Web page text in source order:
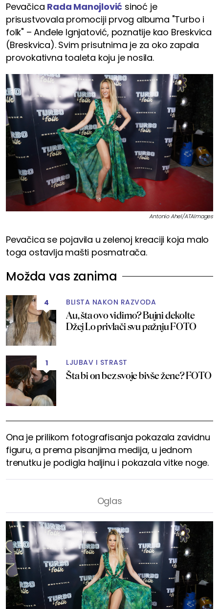
Pevačica Rada Manojlović sinoć je
prisustvovala promociji prvog albuma "Turbo i
folk" – Anđele Ignjatović, poznatije kao Breskvica
(Breskvica). Svim prisutnima je za oko zapala
provokativna toaleta koju je nosila.
Antonio Ahel/ATAImages
Pevačica se pojavila u zelenoj kreaciji koja malo
toga ostavlja mašti posmatrača.
Možda vas zanima
4 BLISTA NAKON RAZVODA
Au, šta ovo vidimo? Bujni dekolte
Džej Lo privlači svu pažnju FOTO
1 LJUBAV I STRAST
Šta bi on bez svoje bivše žene? FOTO
Ona je prilikom fotografisanja pokazala zavidnu
figuru, a prema pisanjima medija, u jednom
trenutku je podigla haljinu i pokazala vitke noge.